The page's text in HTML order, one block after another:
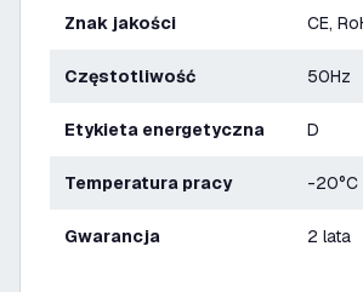
Znak jakości CE,
Częstotliwość 50Hz
Etykieta energetyczna D
Temperatura pracy -20°C
Gwarancja 2 lata